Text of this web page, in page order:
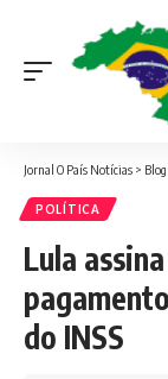
Jornal O País Notícias > Blog
POLÍTICA
Lula
do INSS